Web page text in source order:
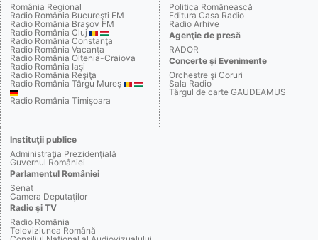
România Regional
Radio România Bucureşti FM
Radio România Braşov FM
Radio România Cluj
Radio România Constanţa
Radio România Vacanţa
Radio România Oltenia-Craiova
Radio România Iaşi
Radio România Reşiţa
Radio România Târgu Mureş
Radio România Timişoara
Politica Românească
Editura Casa Radio
Radio Arhive
Agenţie de presă
RADOR
Concerte şi Evenimente
Orchestre şi Coruri
Sala Radio
Târgul de carte GAUDEAMUS
Instituţii publice
Administraţia Prezidenţială
Guvernul României
Parlamentul României
Senat
Camera Deputaţilor
Radio şi TV
Radio România
Televiziunea Română